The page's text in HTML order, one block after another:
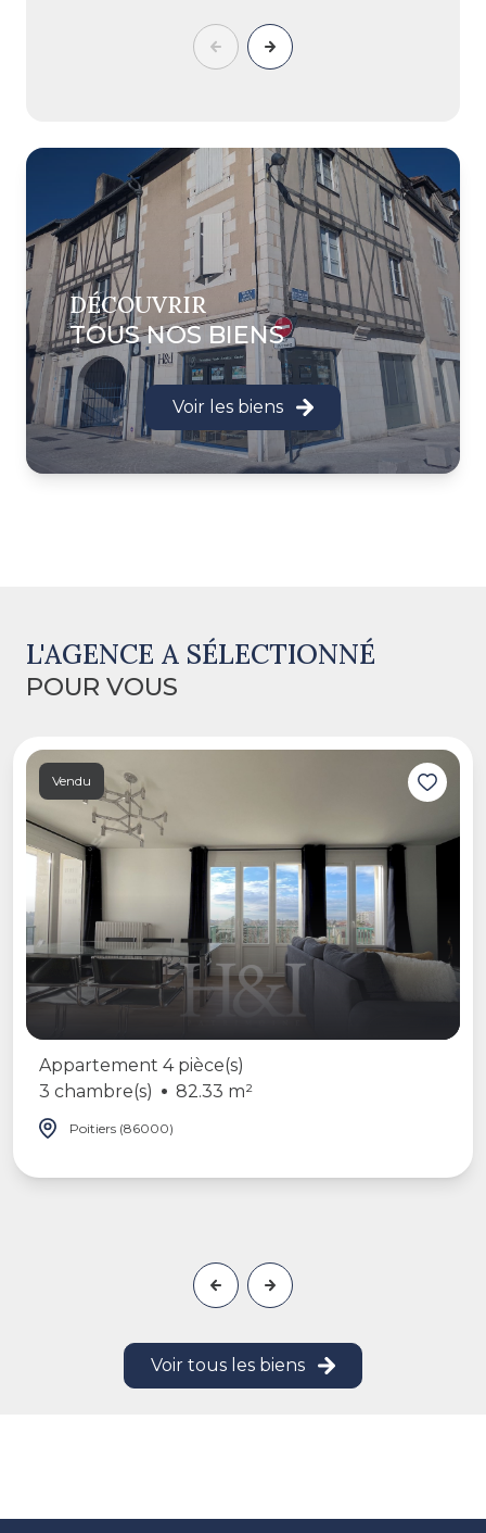
DÉCOUVRIR
TOUS NOS BIENS
Voir les biens
L'AGENCE A SÉLECTIONNÉ
POUR VOUS
Vendu
Appartement 4 pièce(s)
3 chambre(s)
82.33 m²
Poitiers (86000)
Voir tous les biens